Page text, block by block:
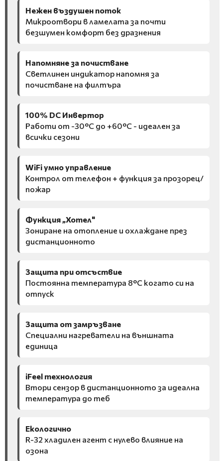
Нежен въздушен поток
Микроотвори в ламелата за почти
безшумен комфорт без дразнения
Напомняне за почистване
Светлинен индикатор напомня за
почистване на филтъра
100% DC Инвертор
Работи от -30°C до +60°C - идеален за
всички сезони
WiFi умно управление
Контрол от телефон + функция за прозорец/
пожар
Функция „Хотел"
Зониране на отопление и охлаждане през
дистанционното
Защита при отсъствие
Постоянна температура 8°C когато си на
отпуск
Защита от замръзване
Специални нагреватели на външната
единица
iFeel технология
Втори сензор в дистанционното за идеална
температура до теб
Екологично
R-32 хладилен агент с нулево влияние на
озона